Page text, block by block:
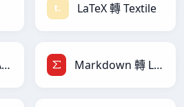
LaTeX 轉 Textile
Markdown 轉 AsciiDoc Markdown 轉 LaTeX